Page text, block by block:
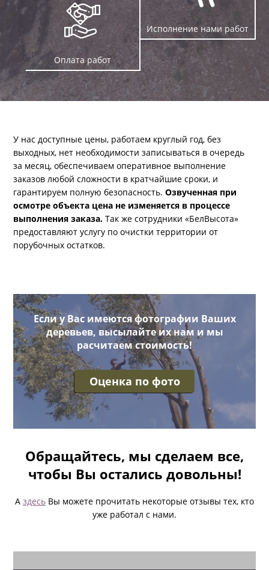
Исполнение нами работ
Оплата работ
У нас доступные цены, работаем круглый год, без
выходных, нет необходимости записываться в очередь
за месяц, обеспечиваем оперативное выполнение
заказов любой сложности в кратчайшие сроки, и
гарантируем полную безопасность.Озвученная при
осмотре объекта цена не изменяется в процессе
выполнения заказа.Так же сотрудники «БелВысота»
предоставляют услугу по очистки территории от
порубочных остатков.
Если у Вас имеются фотографии Ваших
деревьев, высылайте их нам и мы
расчитаем стоимость!
Оценка по фото
Обращайтесь, мы сделаем все,
чтобы Вы остались довольны!
А здесь Вы можете прочитать некоторые отзывы тех, кто
уже работал с нами.